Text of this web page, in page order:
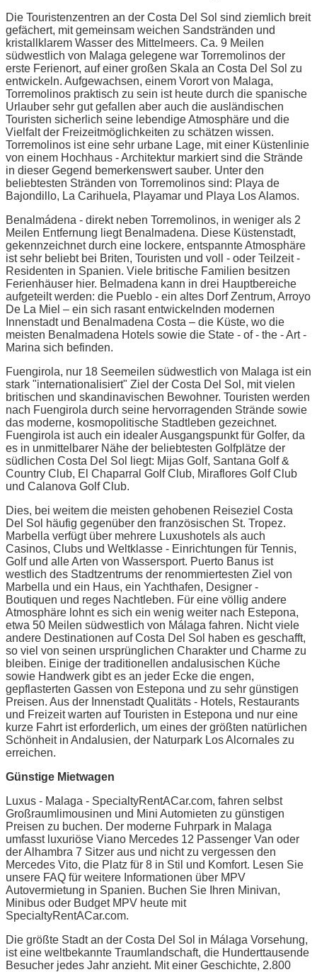
Die Touristenzentren an der Costa Del Sol sind ziemlich breit
gefächert, mit gemeinsam weichen Sandstränden und
kristallklarem Wasser des Mittelmeers. Ca. 9 Meilen
südwestlich von Malaga gelegene war Torremolinos der
erste Ferienort, auf einer großen Skala an Costa Del Sol zu
entwickeln. Aufgewachsen, einem Vorort von Malaga,
Torremolinos praktisch zu sein ist heute durch die spanische
Urlauber sehr gut gefallen aber auch die ausländischen
Touristen sicherlich seine lebendige Atmosphäre und die
Vielfalt der Freizeitmöglichkeiten zu schätzen wissen.
Torremolinos ist eine sehr urbane Lage, mit einer Küstenlinie
von einem Hochhaus - Architektur markiert sind die Strände
in dieser Gegend bemerkenswert sauber. Unter den
beliebtesten Stränden von Torremolinos sind: Playa de
Bajondillo, La Carihuela, Playamar und Playa Los Alamos.
Benalmádena - direkt neben Torremolinos, in weniger als 2
Meilen Entfernung liegt Benalmadena. Diese Küstenstadt,
gekennzeichnet durch eine lockere, entspannte Atmosphäre
ist sehr beliebt bei Briten, Touristen und voll - oder Teilzeit -
Residenten in Spanien. Viele britische Familien besitzen
Ferienhäuser hier. Belmadena kann in drei Hauptbereiche
aufgeteilt werden: die Pueblo - ein altes Dorf Zentrum, Arroyo
De La Miel – ein sich rasant entwickelnden modernen
Innenstadt und Benalmadena Costa – die Küste, wo die
meisten Benalmadena Hotels sowie die State - of - the - Art -
Marina sich befinden.
Fuengirola, nur 18 Seemeilen südwestlich von Malaga ist ein
stark "internationalisiert" Ziel der Costa Del Sol, mit vielen
britischen und skandinavischen Bewohner. Touristen werden
nach Fuengirola durch seine hervorragenden Strände sowie
das moderne, kosmopolitische Stadtleben gezeichnet.
Fuengirola ist auch ein idealer Ausgangspunkt für Golfer, da
es in unmittelbarer Nähe der beliebtesten Golfplätze der
südlichen Costa Del Sol liegt: Mijas Golf, Santana Golf &
Country Club, El Chaparral Golf Club, Miraflores Golf Club
und Calanova Golf Club.
Dies, bei weitem die meisten gehobenen Reiseziel Costa
Del Sol häufig gegenüber den französischen St. Tropez.
Marbella verfügt über mehrere Luxushotels als auch
Casinos, Clubs und Weltklasse - Einrichtungen für Tennis,
Golf und alle Arten von Wassersport. Puerto Banus ist
westlich des Stadtzentrums der renommiertesten Ziel von
Marbella und ein Haus, ein Yachthafen, Designer -
Boutiquen und reges Nachtleben. Für eine völlig andere
Atmosphäre lohnt es sich ein wenig weiter nach Estepona,
etwa 50 Meilen südwestlich von Málaga fahren. Nicht viele
andere Destinationen auf Costa Del Sol haben es geschafft,
so viel von seinen ursprünglichen Charakter und Charme zu
bleiben. Einige der traditionellen andalusischen Küche
sowie Handwerk gibt es an jeder Ecke die engen,
gepflasterten Gassen von Estepona und zu sehr günstigen
Preisen. Aus der Innenstadt Qualitäts - Hotels, Restaurants
und Freizeit warten auf Touristen in Estepona und nur eine
kurze Fahrt ist erforderlich, um eines der größten natürlichen
Schönheit in Andalusien, der Naturpark Los Alcornales zu
erreichen.
Günstige Mietwagen
Luxus - Malaga - SpecialtyRentACar.com, fahren selbst
Großraumlimousinen und Mini Automieten zu günstigen
Preisen zu buchen. Der moderne Fuhrpark in Malaga
umfasst luxuriöse Viano Mercedes 12 Passenger Van oder
der Alhambra 7 Sitzer aus und nicht zu vergessen den
Mercedes Vito, die Platz für 8 in Stil und Komfort. Lesen Sie
unsere FAQ für weitere Informationen über MPV
Autovermietung in Spanien. Buchen Sie Ihren Minivan,
Minibus oder Budget MPV heute mit
SpecialtyRentACar.com.
Die größte Stadt an der Costa Del Sol in Málaga Vorsehung,
ist eine weltbekannte Traumlandschaft, die Hunderttausende
Besucher jedes Jahr anzieht. Mit einer Geschichte, 2.800